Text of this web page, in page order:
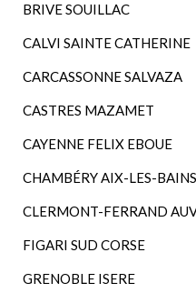
BRIVE SOUILLAC
CALVI SAINTE CATHERINE
CARCASSONNE SALVAZA
CASTRES MAZAMET
CAYENNE FELIX EBOUE
CHAMBÉRY AIX-LES-BAINS
CLERMONT-FERRAND
FIGARI SUD CORSE
GRENOBLE ISERE